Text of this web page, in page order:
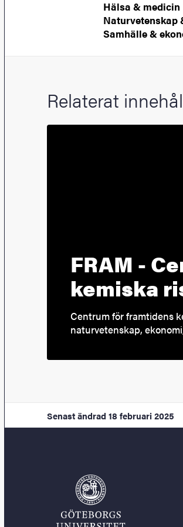
Hälsa & medicin
Naturvetenskap
Samhälle &
Relaterat
FRAM -
kemiska
Centrum för framtidens
naturvetenskap,
Senast ändrad 18 februari 2025